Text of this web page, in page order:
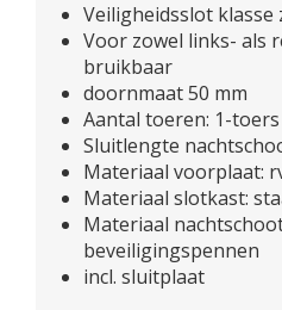
Veiligheidsslot
Voor zowel links- als
bruikbaar
doornmaat 50 mm
Aantal toeren: 1-toers
Sluitlengte
Materiaal voorplaat:
Materiaal slotkast:
Materiaal
beveiligingspennen
incl. sluitplaat